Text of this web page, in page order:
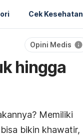
Cek Kesehatan
Opini Medis
hingga
Memiliki
bikin khawatir,